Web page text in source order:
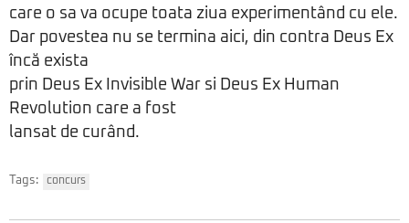
care o sa va ocupe toata ziua experimentând cu ele.
Dar povestea nu se termina aici, din contra Deus Ex
încă exista
prin Deus Ex Invisible War si Deus Ex Human
Revolution care a fost
lansat de curând.
Tags: concurs